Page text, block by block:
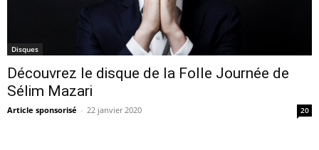
Disques
Découvrez le disque de la Folle Journée de
Sélim Mazari
Article sponsorisé - 22 janvier 2020 20